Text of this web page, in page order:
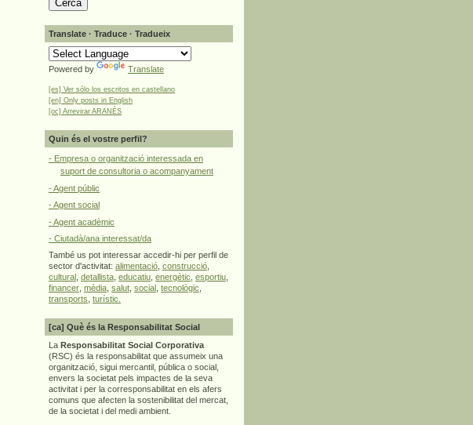
Translate · Traduce · Tradueix
Powered by Translate
[es] Ver sólo los escritos en castellano
[en] Only posts in English
[oc] Arrevirar ARANÉS
Quin és el vostre perfil?
- Empresa o organització interessada en
suport de consultoria o acompanyament
- Agent públic
- Agent social
- Agent acadèmic
- Ciutadà/ana interessat/da
També us pot interessar accedir-hi per perfil de
sector d'activitat: alimentació construcció
cultural detallista educatiu energètic esportiu
financer mèdia salut social tecnològic
transports turístic.
[ca] Què és la Responsabilitat Social
La Responsabilitat Social Corporativa
(RSC) és la responsabilitat que assumeix una
organització, sigui mercantil, pública o social,
envers la societat pels impactes de la seva
activitat i per la corresponsabilitat en els afers
comuns que afecten la sostenibilitat del mercat,
de la societat i del medi ambient.